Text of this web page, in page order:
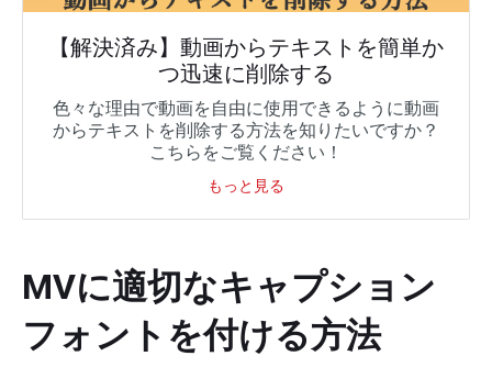
【解決済み】動画からテキストを簡単か
つ迅速に削除する
色々な理由で動画を自由に使用できるように動画
からテキストを削除する方法を知りたいですか？
こちらをご覧ください！
もっと見る
MVに適切なキャプション
フォントを付ける方法